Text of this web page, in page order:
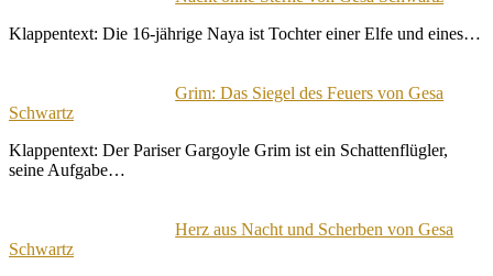
Klappentext: Die 16-jährige Naya ist Tochter einer Elfe und eines…
Grim: Das Siegel des Feuers von Gesa
Schwartz
Klappentext: Der Pariser Gargoyle Grim ist ein Schattenflügler,
seine Aufgabe…
Herz aus Nacht und Scherben von Gesa
Schwartz